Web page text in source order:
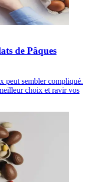
de Pâques
peut sembler compliqué.
choix et ravir vos